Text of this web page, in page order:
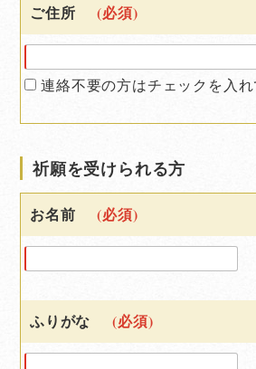
ご住所 (必須)
連絡不要の方はチェックを入れ
祈願を受けられる方
お名前 (必須)
ふりがな (必須)